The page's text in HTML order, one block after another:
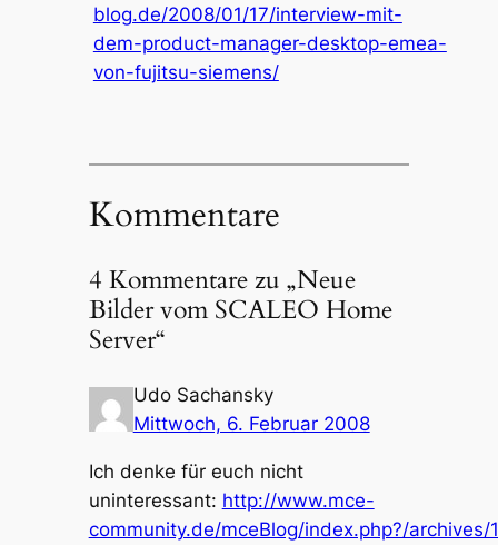
blog.de/2008/01/17/interview-mit-
dem-product-manager-desktop-emea-
von-fujitsu-siemens/
Kommentare
4 Kommentare zu „Neue
Bilder vom SCALEO Home
Server“
Udo Sachansky
Mittwoch, 6. Februar 2008
Ich denke für euch nicht
uninteressant: http://www.mce-
community.de/mceBlog/index.php?/archives/